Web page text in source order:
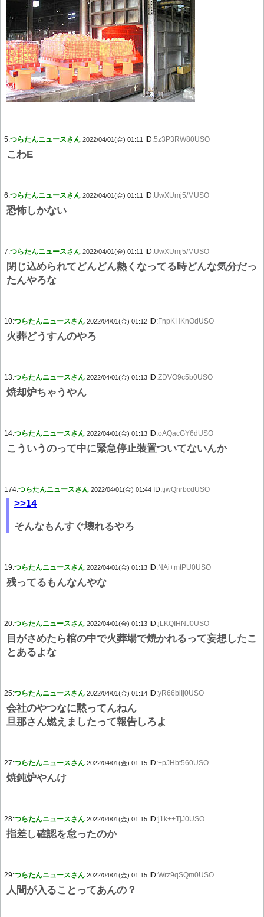
5:つらたんニュースさん 2022/04/01(金) 01:11 ID:5z3P3RW80USO
こわE
6:つらたんニュースさん 2022/04/01(金) 01:11 ID:UwXUmj5/MUSO
恐怖しかない
7:つらたんニュースさん 2022/04/01(金) 01:11 ID:UwXUmj5/MUSO
閉じ込められてどんどん熱くなってる時どんな気分だっ
たんやろな
10:つらたんニュースさん 2022/04/01(金) 01:12 ID:FnpKHKnOdUSO
火葬どうすんのやろ
13:つらたんニュースさん 2022/04/01(金) 01:13 ID:ZDVO9c5b0USO
焼却炉ちゃうやん
14:つらたんニュースさん 2022/04/01(金) 01:13 ID:oAQacGY6dUSO
こういうのって中に緊急停止装置ついてないんか
174:つらたんニュースさん 2022/04/01(金) 01:44 ID:tjwQnrbcdUSO
>>14
そんなもんすぐ壊れるやろ
19:つらたんニュースさん 2022/04/01(金) 01:13 ID:NAi+mtPU0USO
残ってるもんなんやな
20:つらたんニュースさん 2022/04/01(金) 01:13 ID:jLKQIHNJ0USO
目がさめたら棺の中で火葬場で焼かれるって妄想したこ
とあるよな
25:つらたんニュースさん 2022/04/01(金) 01:14 ID:yR66biIj0USO
会社のやつなに黙ってんねん
旦那さん燃えましたって報告しろよ
27:つらたんニュースさん 2022/04/01(金) 01:15 ID:+pJHbt560USO
焼鈍炉やんけ
28:つらたんニュースさん 2022/04/01(金) 01:15 ID:j1k++TjJ0USO
指差し確認を怠ったのか
29:つらたんニュースさん 2022/04/01(金) 01:15 ID:Wrz9qSQm0USO
人間が入ることってあんの？